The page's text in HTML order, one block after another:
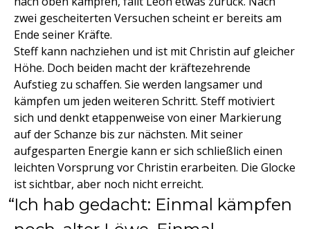
zwei gescheiterten Versuchen scheint er bereits am
Ende seiner Kräfte.
Steff kann nachziehen und ist mit Christin auf gleicher
Höhe. Doch beiden macht der kräftezehrende
Aufstieg zu schaffen. Sie werden langsamer und
kämpfen um jeden weiteren Schritt. Steff motiviert
sich und denkt etappenweise von einer Markierung
auf der Schanze bis zur nächsten. Mit seiner
aufgesparten Energie kann er sich schließlich einen
leichten Vorsprung vor Christin erarbeiten. Die Glocke
ist sichtbar, aber noch nicht erreicht.
Ich hab gedacht: Einmal kämpfen